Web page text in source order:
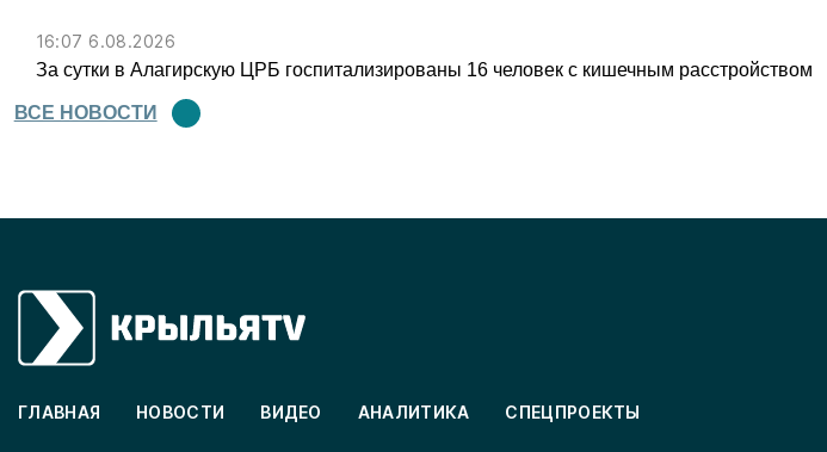
16:07 6.08.2026
За сутки в Алагирскую ЦРБ госпитализированы 16 человек с кишечным расстройством
ВСЕ НОВОСТИ
ГЛАВНАЯ НОВОСТИ ВИДЕО АНАЛИТИКА СПЕЦПРОЕКТЫ